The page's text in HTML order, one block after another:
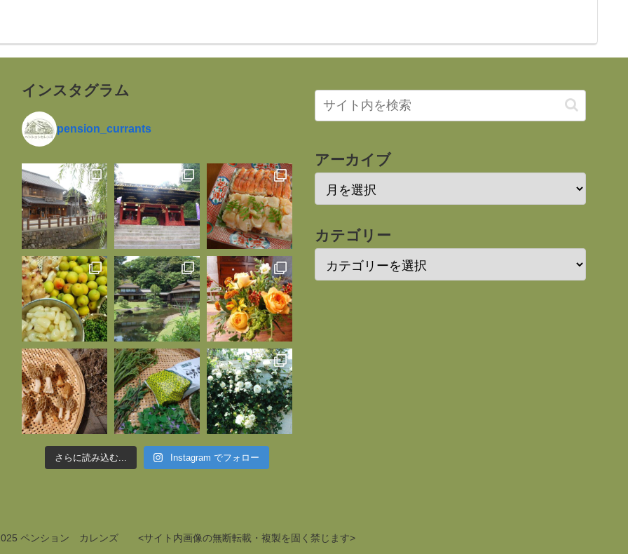
インスタグラム
pension_currants
さらに読み込む... Instagram でフォロー
アーカイブ
カテゴリー
ペンション カレンズ <サイト内画像の無断転載・複製を固く禁じます>